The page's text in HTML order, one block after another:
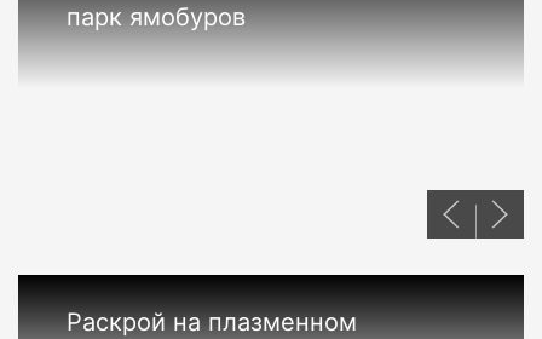
парк ямобуров
Раскрой на плазменном